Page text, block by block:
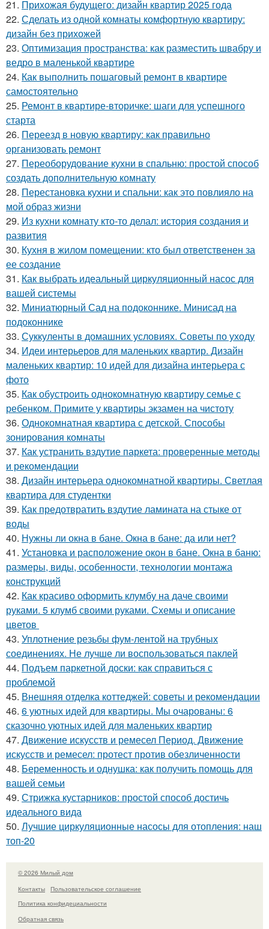
21. Прихожая будущего: дизайн квартир 2025 года
22. Сделать из одной комнаты комфортную квартиру:
дизайн без прихожей
23. Оптимизация пространства: как разместить швабру и
ведро в маленькой квартире
24. Как выполнить пошаговый ремонт в квартире
самостоятельно
25. Ремонт в квартире-вторичке: шаги для успешного
старта
26. Переезд в новую квартиру: как правильно
организовать ремонт
27. Переоборудование кухни в спальню: простой способ
создать дополнительную комнату
28. Перестановка кухни и спальни: как это повлияло на
мой образ жизни
29. Из кухни комнату кто-то делал: история создания и
развития
30. Кухня в жилом помещении: кто был ответственен за
ее создание
31. Как выбрать идеальный циркуляционный насос для
вашей системы
32. Миниатюрный Сад на подоконнике. Минисад на
подоконнике
33. Суккуленты в домашних условиях. Советы по уходу
34. Идеи интерьеров для маленьких квартир. Дизайн
маленьких квартир: 10 идей для дизайна интерьера с
фото
35. Как обустроить однокомнатную квартиру семье с
ребенком. Примите у квартиры экзамен на чистоту
36. Однокомнатная квартира с детской. Способы
зонирования комнаты
37. Как устранить вздутие паркета: проверенные методы
и рекомендации
38. Дизайн интерьера однокомнатной квартиры. Светлая
квартира для студентки
39. Как предотвратить вздутие ламината на стыке от
воды
40. Нужны ли окна в бане. Окна в бане: да или нет?
41. Установка и расположение окон в бане. Окна в баню:
размеры, виды, особенности, технологии монтажа
конструкций
42. Как красиво оформить клумбу на даче своими
руками. 5 клумб своими руками. Схемы и описание
цветов
43. Уплотнение резьбы фум-лентой на трубных
соединениях. Не лучше ли воспользоваться паклей
44. Подъем паркетной доски: как справиться с
проблемой
45. Внешняя отделка коттеджей: советы и рекомендации
46. 6 уютных идей для квартиры. Мы очарованы: 6
сказочно уютных идей для маленьких квартир
47. Движение искусств и ремесел Период. Движение
искусств и ремесел: протест против обезличенности
48. Беременность и однушка: как получить помощь для
вашей семьи
49. Стрижка кустарников: простой способ достичь
идеального вида
50. Лучшие циркуляционные насосы для отопления: наш
топ-20
© 2026 Милый дом
Контакты
Пользовательское соглашение
Политика конфидециальности
Обратная связь